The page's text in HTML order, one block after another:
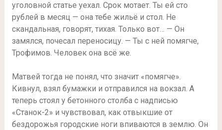
уголовной статье уехал. Срок мотает. Ты ей сто
рублей в месяц — она тебе жильё и стол. Не
скандальная, говорят, тихая. Только вот… — Он
замялся, почесал переносицу. — Ты с ней помягче,
Трофимов. Человек она всё же.
Матвей тогда не понял, что значит «помягче».
Кивнул, взял бумажки и отправился на вокзал. А
теперь стоял у бетонного столба с надписью
«Станок-2» и чувствовал, как отвыкшие от
бездорожья городские ноги впиваются в землю. Он